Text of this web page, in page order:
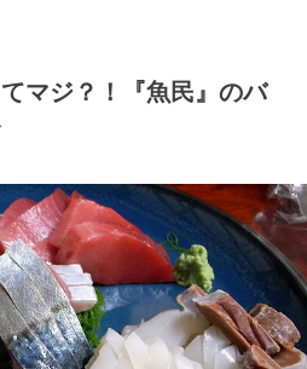
マジ？！『魚民』のバ